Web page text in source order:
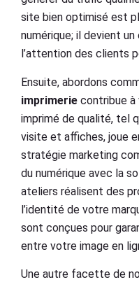
site bien optimisé est
numérique; il devient
l’attention des clients
Ensuite, abordons
imprimerie contribue
imprimé de qualité, tel
visite et affiches, joue
stratégie marketing
du numérique avec la
ateliers réalisent des
l’identité de votre
sont conçues pour
entre votre image en
Une autre facette de